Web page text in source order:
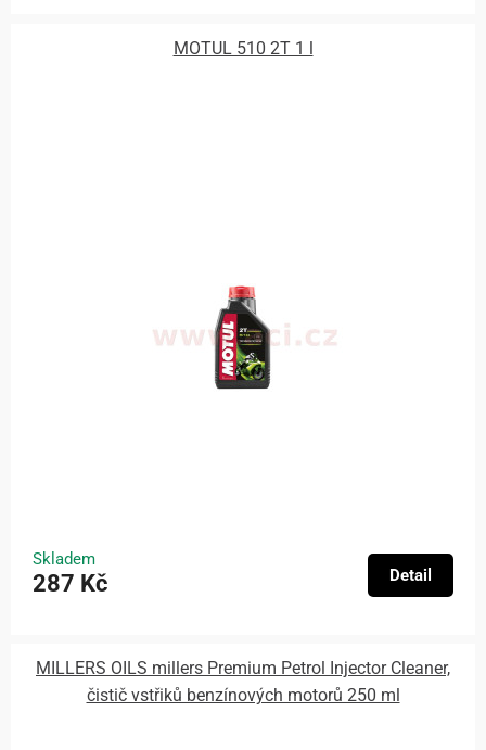
MOTUL 510 2T 1 l
Skladem
287 Kč Detail
MILLERS OILS millers Premium Petrol Injector Cleaner,
čistič vstřiků benzínových motorů 250 ml